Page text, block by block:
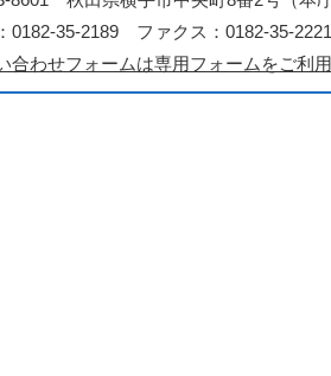
0182-35-2189 ファクス：0182-35-2221
合わせフォームは専用フォームをご利用